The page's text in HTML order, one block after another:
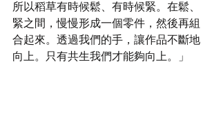
所以稻草有時候鬆、有時候緊。在鬆、
緊之間，慢慢形成一個零件，然後再組
合起來。透過我們的手，讓作品不斷地
向上。只有共生我們才能夠向上。」